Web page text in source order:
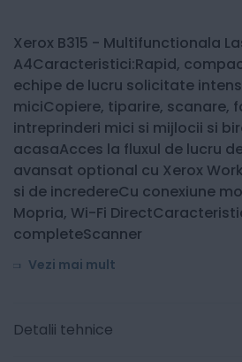
Xerox B315 - Multifunctionala
A4Caracteristici:Rapid,
echipe de lucru solicitate
miciCopiere, tiparire, scanare,
intreprinderi mici si mijlocii si
acasaAcces la fluxul de lucru
avansat optional cu Xerox
si de incredereCu conexiune
Mopria, Wi-Fi
completeScanner
Vezi mai mult
Detalii tehnice